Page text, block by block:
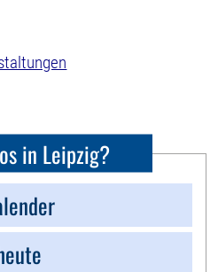
in Leipzig?